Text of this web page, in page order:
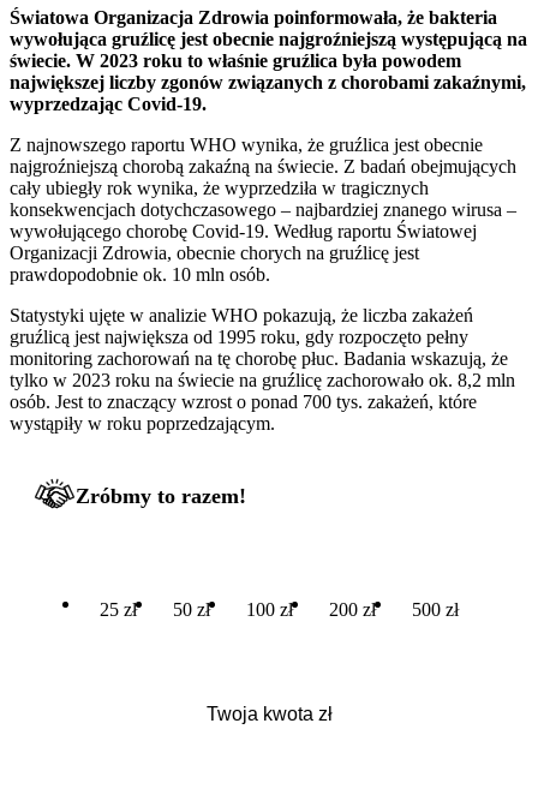
Światowa Organizacja Zdrowia poinformowała, że bakteria
wywołująca gruźlicę jest obecnie najgroźniejszą występującą na
świecie. W 2023 roku to właśnie gruźlica była powodem
największej liczby zgonów związanych z chorobami zakaźnymi,
wyprzedzając Covid-19.
Z najnowszego raportu WHO wynika, że gruźlica jest obecnie
najgroźniejszą chorobą zakaźną na świecie. Z badań obejmujących
cały ubiegły rok wynika, że wyprzedziła w tragicznych
konsekwencjach dotychczasowego – najbardziej znanego wirusa –
wywołującego chorobę Covid-19. Według raportu Światowej
Organizacji Zdrowia, obecnie chorych na gruźlicę jest
prawdopodobnie ok. 10 mln osób.
Statystyki ujęte w analizie WHO pokazują, że liczba zakażeń
gruźlicą jest największa od 1995 roku, gdy rozpoczęto pełny
monitoring zachorowań na tę chorobę płuc. Badania wskazują, że
tylko w 2023 roku na świecie na gruźlicę zachorowało ok. 8,2 mln
osób. Jest to znaczący wzrost o ponad 700 tys. zakażeń, które
wystąpiły w roku poprzedzającym.
Zróbmy to razem!
25 zł 50 zł 100 zł 200 zł 500 zł